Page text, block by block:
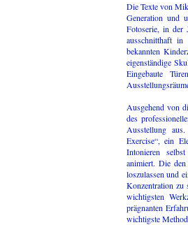
Die Texte von
Generation und
Fotoserie, in der
ausschnitthaft
bekannten
eigenständige
Eingebaute
Ausgehend von
des
Ausstellung
Exercise“, ein
Intonieren
animiert. Die
loszulassen und
Konzentration zu
wichtigsten
prägnanten
wichtigste